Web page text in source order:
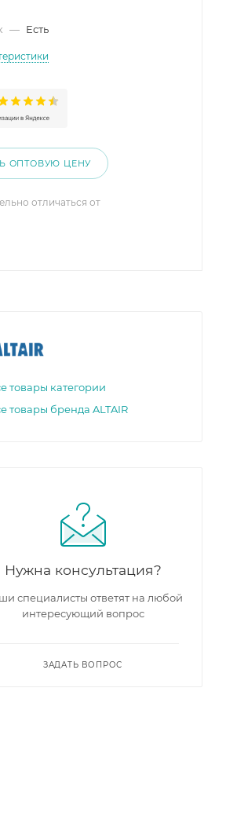
— Есть
ОПТОВУЮ ЦЕНУ
отличаться от
товары категории
товары бренда ALTAIR
Нужна консультация?
специалисты ответят на любой
интересующий вопрос
ЗАДАТЬ ВОПРОС